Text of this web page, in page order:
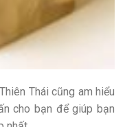
Thái cũng am hiểu
cho bạn để giúp bạn